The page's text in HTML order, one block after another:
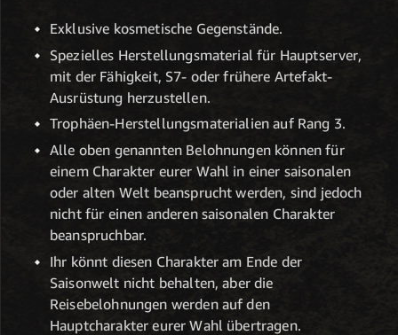
Exklusive kosmetische Gegenstände.
Spezielles Herstellungsmaterial für Hauptserver,
mit der Fähigkeit, S7- oder frühere Artefakt-
Ausrüstung herzustellen.
Trophäen-Herstellungsmaterialien auf Rang 3.
Alle oben genannten Belohnungen können für
einem Charakter eurer Wahl in einer saisonalen
oder alten Welt beansprucht werden, sind jedoch
nicht für einen anderen saisonalen Charakter
beanspruchbar.
Ihr könnt diesen Charakter am Ende der
Saisonwelt nicht behalten, aber die
Reisebelohnungen werden auf den
Hauptcharakter eurer Wahl übertragen.